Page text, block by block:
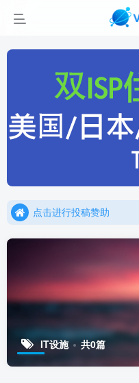
点击加入官方TG频道/聊
点击进行投稿赞助
点击加入官方TG频道/聊
IT设施 共0篇